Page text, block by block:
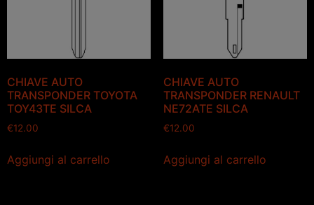
CHIAVE AUTO
TRANSPONDER TOYOTA
TOY43TE SILCA
€12.00
Aggiungi al carrello
CHIAVE AUTO
TRANSPONDER RENAULT
NE72ATE SILCA
€12.00
Aggiungi al carrello